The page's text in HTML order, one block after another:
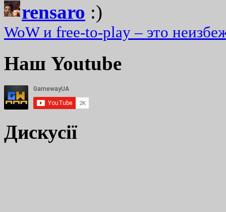
rensaro :)
WoW и free-to-play – это
Наш Youtube
Дискусії